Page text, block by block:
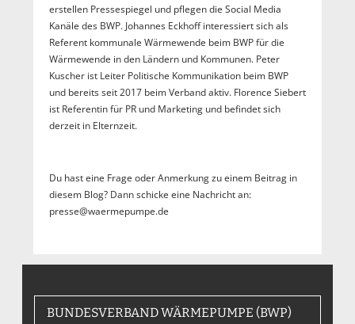
erstellen Pressespiegel und pflegen die Social Media
Kanäle des BWP. Johannes Eckhoff interessiert sich als
Referent kommunale Wärmewende beim BWP für die
Wärmewende in den Ländern und Kommunen. Peter
Kuscher ist Leiter Politische Kommunikation beim BWP
und bereits seit 2017 beim Verband aktiv. Florence Siebert
ist Referentin für PR und Marketing und befindet sich
derzeit in Elternzeit.
Du hast eine Frage oder Anmerkung zu einem Beitrag in
diesem Blog? Dann schicke eine Nachricht an:
presse@waermepumpe.de
BUNDESVERBAND WÄRMEPUMPE (BWP)